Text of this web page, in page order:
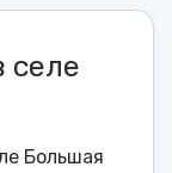
селе
Большая